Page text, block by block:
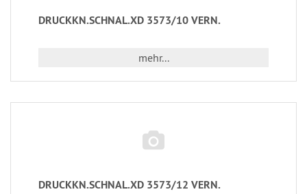
DRUCKKN.SCHNAL.XD 3573/10 VERN.
mehr...
DRUCKKN.SCHNAL.XD 3573/12 VERN.